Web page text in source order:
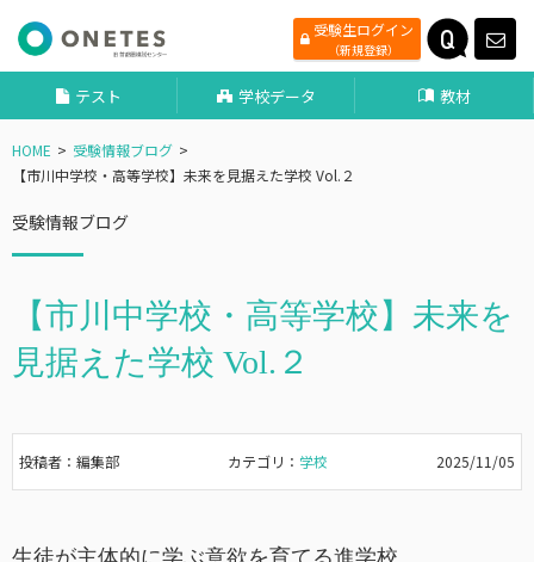
受験生ログイン
（新規登録）
テスト 学校データ 教材
HOME
受験情報ブログ
【市川中学校・高等学校】未来を見据えた学校 Vol.２
受験情報ブログ
【市川中学校・高等学校】未来を
見据えた学校 Vol.２
投稿者：編集部 カテゴリ： 学校 2025/11/05
生徒が主体的に学ぶ意欲を育てる進学校